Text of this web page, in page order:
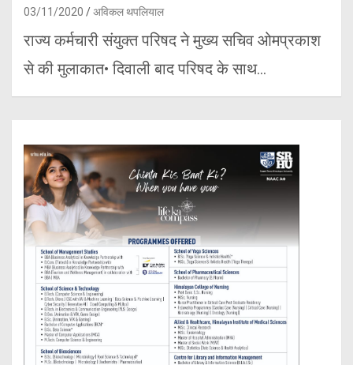
03/11/2020 अविकल थपलियाल
राज्य कर्मचारी संयुक्त परिषद ने मुख्य सचिव ओमप्रकाश
से की मुलाकात• दिवाली बाद परिषद के साथ…